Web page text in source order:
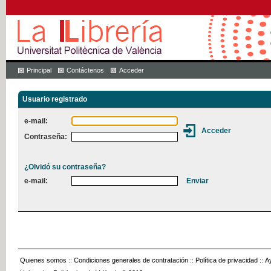
Principal Contáctenos Acceder
Usuario registrado
e-mail:
Contraseña:
¿Olvidó su contraseña?
e-mail:
Quienes somos :: Condiciones generales de contratación :: Política de privacidad ::